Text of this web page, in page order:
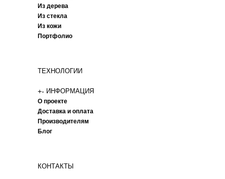
Из дерева
Из стекла
Из кожи
Портфолио
ТЕХНОЛОГИИ
+- ИНФОРМАЦИЯ
О проекте
Доставка и оплата
Производителям
Блог
КОНТАКТЫ